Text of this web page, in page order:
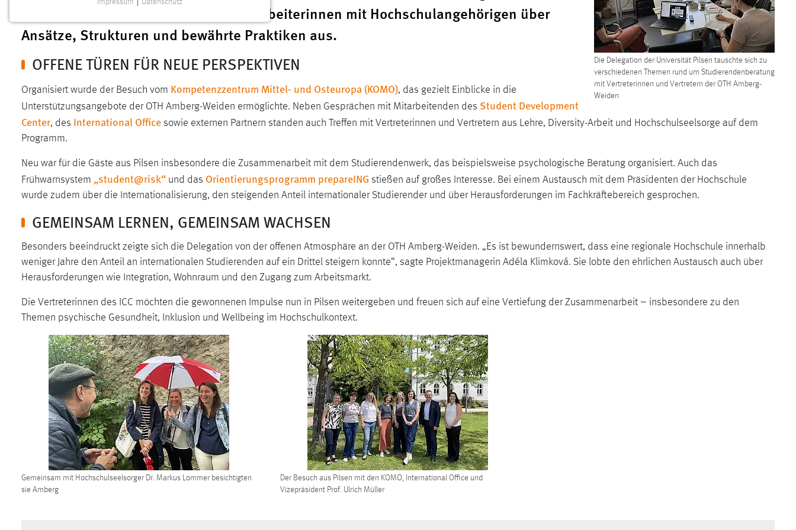
Die Delegation der Universität Pilsen tauschte sich zu
verschiedenen Themen rund um Studierendenberatung
mit Vertreterinnen und Vertretern der OTH Amberg-
Weiden
Tage lang tauschten sich die vier Mitarbeiterinnen mit Hochschulangehörigen über
Ansätze, Strukturen und bewährte Praktiken aus.
OFFENE TÜREN FÜR NEUE PERSPEKTIVEN
Organisiert wurde der Besuch vom Kompetenzzentrum Mittel- und Osteuropa (KOMO), das gezielt Einblicke in die
Unterstützungsangebote der OTH Amberg-Weiden ermöglichte. Neben Gesprächen mit Mitarbeitenden des Student Development
Center, des International Office sowie externen Partnern standen auch Treffen mit Vertreterinnen und Vertretern aus Lehre, Diversity-Arbeit und Hochschulseelsorge auf dem
Programm.
Neu war für die Gäste aus Pilsen insbesondere die Zusammenarbeit mit dem Studierendenwerk, das beispielsweise psychologische Beratung organisiert. Auch das
Frühwarnsystem „student@risk“ und das Orientierungsprogramm prepareING stießen auf großes Interesse. Bei einem Austausch mit dem Präsidenten der Hochschule
wurde zudem über die Internationalisierung, den steigenden Anteil internationaler Studierender und über Herausforderungen im Fachkräftebereich gesprochen.
GEMEINSAM LERNEN, GEMEINSAM WACHSEN
Besonders beeindruckt zeigte sich die Delegation von der offenen Atmosphäre an der OTH Amberg-Weiden. „Es ist bewundernswert, dass eine regionale Hochschule innerhalb
weniger Jahre den Anteil an internationalen Studierenden auf ein Drittel steigern konnte“, sagte Projektmanagerin Adéla Klimková. Sie lobte den ehrlichen Austausch auch über
Herausforderungen wie Integration, Wohnraum und den Zugang zum Arbeitsmarkt.
Die Vertreterinnen des ICC möchten die gewonnenen Impulse nun in Pilsen weitergeben und freuen sich auf eine Vertiefung der Zusammenarbeit – insbesondere zu den
Themen psychische Gesundheit, Inklusion und Wellbeing im Hochschulkontext.
Gemeinsam mit Hochschulseelsorger Dr. Markus Lommer besichtigten
sie Amberg
Der Besuch aus Pilsen mit den KOMO, International Office und
Vizepräsident Prof. Ulrich Müller
Notwendige Cookies ermöglichen grundlegende
Funktionen und sind für die einwandfreie Funktion der
Website erforderlich.
Einverständnis
Name: cookie_consent
Zweck:
des Benutzers
Cookie Laufzeit: 1 Jahr
Performance
Name:
Zweck:
Für performante Seitenauslieferung wird
in diesem Cookie gespeichert, ob man
Sprachpräferenz
Name: site-language-preference
Zweck:
Das Cookie speichert die gewählte
Sprache der Website.
Cookie Laufzeit: 30 Tage
Chat
Name:
MibewSessionID, MIBEW_UserID,
mibew_locale, mibew-chat-frame-style-
Impressum Datenschutz